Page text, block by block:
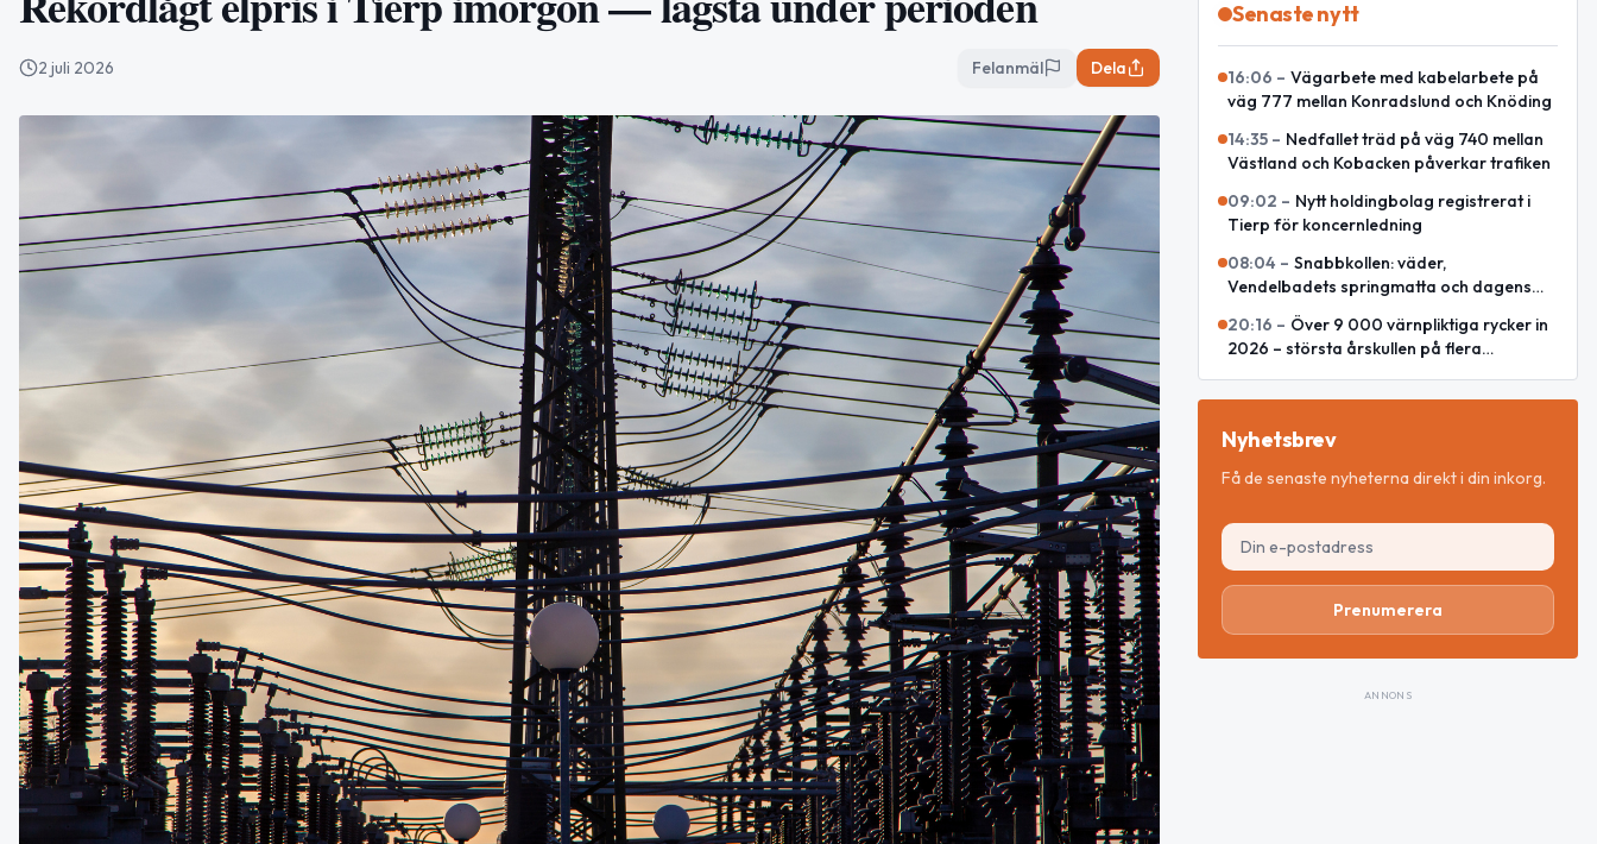
2 juli 2026 Felanmäl Dela
Senaste nytt
16:06 – Vägarbete med kabelarbete på
väg 777 mellan Konradslund och Knöding
14:35 – Nedfallet träd på väg 740 mellan
Västland och Kobacken påverkar trafiken
09:02 – Nytt holdingbolag registrerat i
Tierp för koncernledning
08:04 – Snabbkollen: väder,
Vendelbadets springmatta och dagens
snackisar
20:16 – Över 9 000 värnpliktiga rycker in
2026 – största årskullen på flera
Nyhetsbrev
Få de senaste nyheterna direkt i din inkorg.
Prenumerera
ANNONS